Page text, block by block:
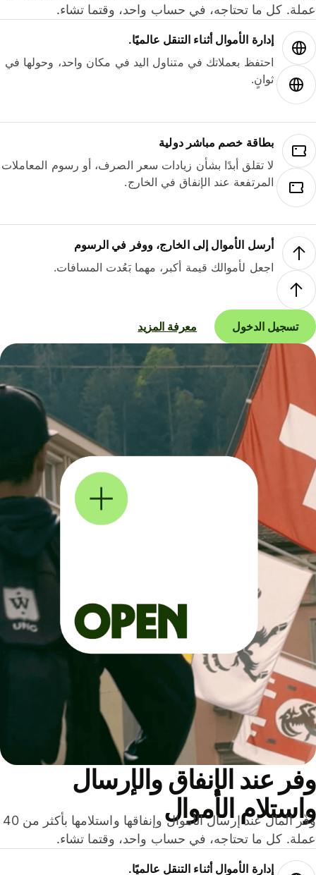
كل ما تحتاجه، في حساب واحد، وقتما تشاء.
إدارة الأموال أثناء التنقل عالميًا.
احتفظ بعملاتك في متناول اليد في مكان واحد، وحولها في
ثوانٍ.
بطاقة خصم مباشر دولية
لا تقلق أبدًا بشأن زيادات سعر الصرف، أو رسوم المعاملات
المرتفعة عند الإنفاق في الخارج.
أرسل الأموال إلى الخارج، ووفر في الرسوم
اجعل لأموالك قيمة أكبر، مهما بَعُدت المسافات.
تسجيل الدخول معرفة المزيد
عند الإنفاق والإرسال
الأموال
وفّر المال عند إرسال الأموال وإنفاقها واستلامها بأكثر من 40
كل ما تحتاجه، في حساب واحد، وقتما تشاء.
إدارة الأموال أثناء التنقل عالميًا.